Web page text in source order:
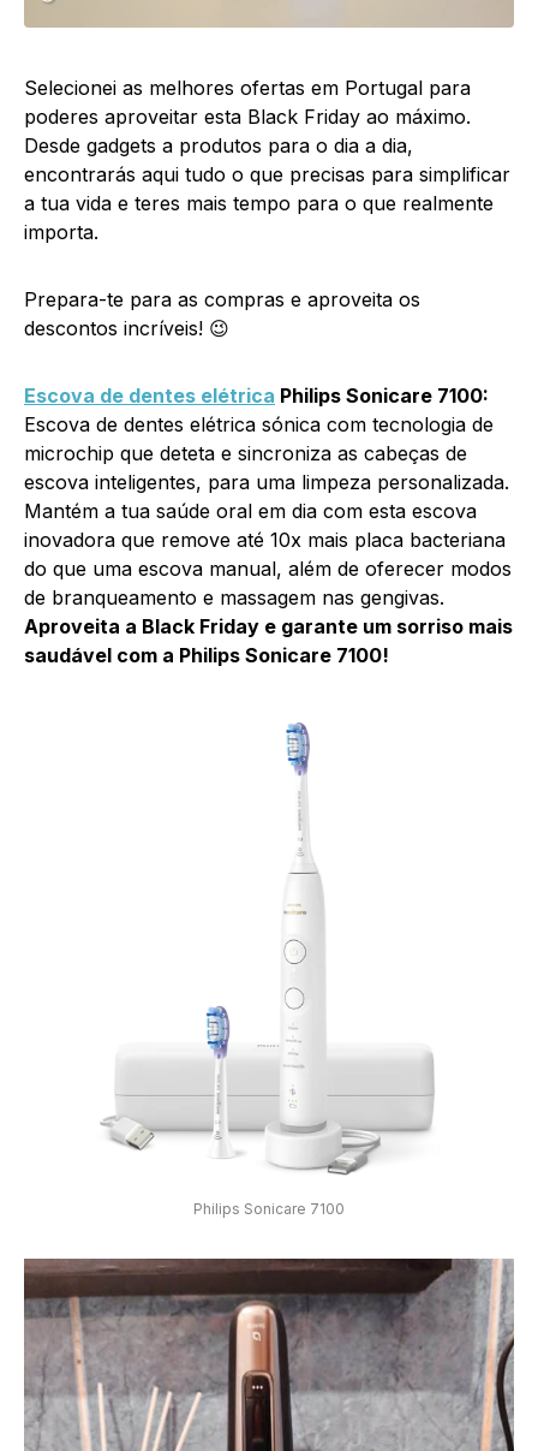
Selecionei as melhores ofertas em Portugal para
poderes aproveitar esta Black Friday ao máximo.
Desde gadgets a produtos para o dia a dia,
encontrarás aqui tudo o que precisas para simplificar
a tua vida e teres mais tempo para o que realmente
importa.
Prepara-te para as compras e aproveita os
descontos incríveis! 😉
Escova de dentes elétrica Philips Sonicare 7100:
Escova de dentes elétrica sónica com tecnologia de
microchip que deteta e sincroniza as cabeças de
escova inteligentes, para uma limpeza personalizada.
Mantém a tua saúde oral em dia com esta escova
inovadora que remove até 10x mais placa bacteriana
do que uma escova manual, além de oferecer modos
de branqueamento e massagem nas gengivas.
Aproveita a Black Friday e garante um sorriso mais
saudável com a Philips Sonicare 7100!
Philips Sonicare 7100